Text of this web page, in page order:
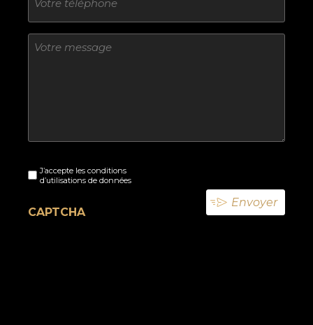
Sans
titre
titreJ’accepte les conditions
d’utilisations de données
CAPTCHA